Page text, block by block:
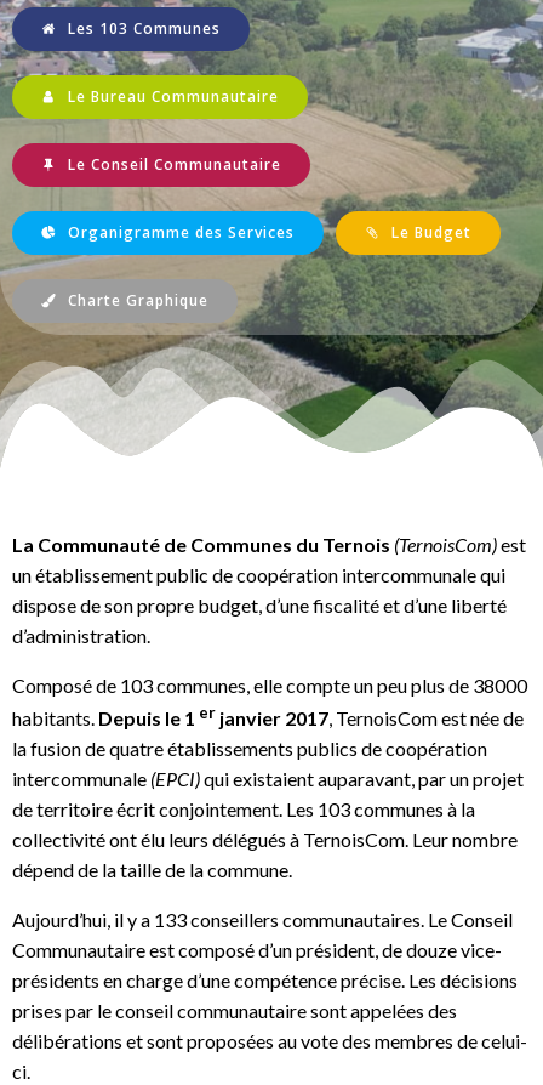
Les 103 Communes
Le Bureau Communautaire
Le Conseil Communautaire
Organigramme des Services Le Budget
Charte Graphique
La Communauté de Communes du Ternois (TernoisCom)est
un établissement public de coopération intercommunale qui
dispose de son propre budget, d’une fiscalité et d’une liberté
d’administration.
Composé de 103 communes, elle compte un peu plus de 38000
habitants. Depuis le 1 er janvier 2017, TernoisCom est née de
la fusion de quatre établissements publics de coopération
intercommunale (EPCI)qui existaient auparavant, par un projet
de territoire écrit conjointement. Les 103 communes à la
collectivité ont élu leurs délégués à TernoisCom. Leur nombre
dépend de la taille de la commune.
Aujourd’hui, il y a 133 conseillers communautaires. Le Conseil
Communautaire est composé d’un président, de douze vice-
présidents en charge d’une compétence précise. Les décisions
prises par le conseil communautaire sont appelées des
délibérations et sont proposées au vote des membres de celui-
ci.